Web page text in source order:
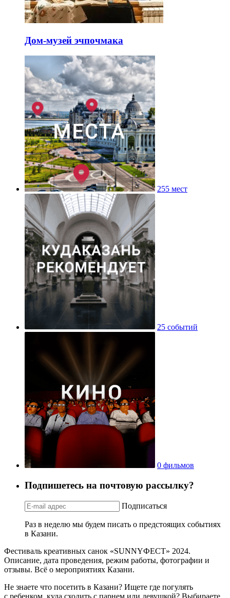
Дом-музей эчпочмака
255 мест
25 событий
0 фильмов
Подпишетесь на почтовую рассылку?
Подписаться
Раз в неделю мы будем писать о предстоящих событиях
в Казани.
Фестиваль креативных санок «SUNNYФЕСТ» 2024.
Описание, дата проведения, режим работы, фотографии и
отзывы. Всё о мероприятиях Казани.
Не знаете что посетить в Казани? Ищете где погулять
с ребенком, куда сходить с парнем или девушкой? Выбираете